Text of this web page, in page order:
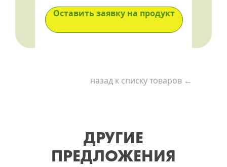
Оставить заявку на продукт
назад к списку товаров ←
ДРУГИЕ
ПРЕДЛОЖЕНИЯ